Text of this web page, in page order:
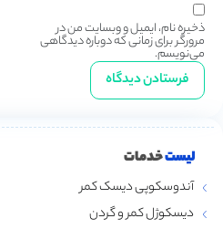
ذخیره نام، ایمیل و وبسایت من در
مرورگر برای زمانی که دوباره دیدگاهی
می‌نویسم.
لیستخدمات
آندوسکوپی دیسک کمر
دیسکوژل کمر و گردن